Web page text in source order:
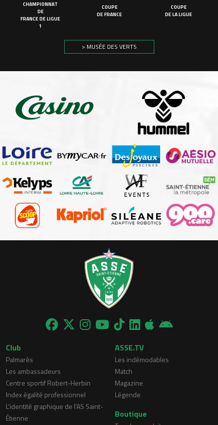
CHAMPIONNAT
DE
FRANCE DE LIGUE
1
COUPE
DE FRANCE
COUPE
DE LA LIGUE
> MUSÉE DES VERTS
Club
Palmarès
Les ambassadeurs
Centre sportif Robert-Herbin
Index égalité professionnel
L'identité graphique de l'AS Saint-
Étienne
ASSE.TV
Les indémodables
Match
Magazine
Légende
Boutique